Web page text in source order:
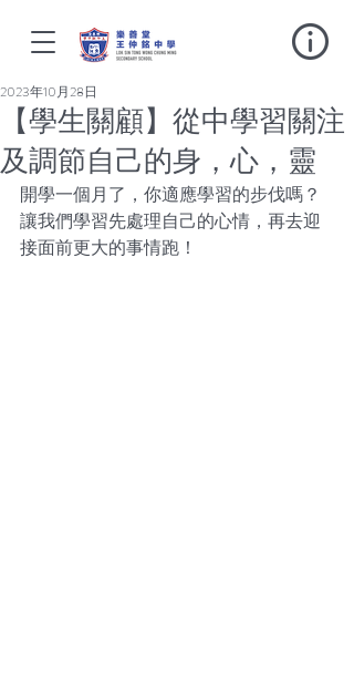
【學生關顧】從中學習關注
及調節自己的身，心，靈
2023年10月28日
開學一個月了，你適應學習的步伐嗎？
讓我們學習先處理自己的心情，再去迎
接面前更大的事情跑！